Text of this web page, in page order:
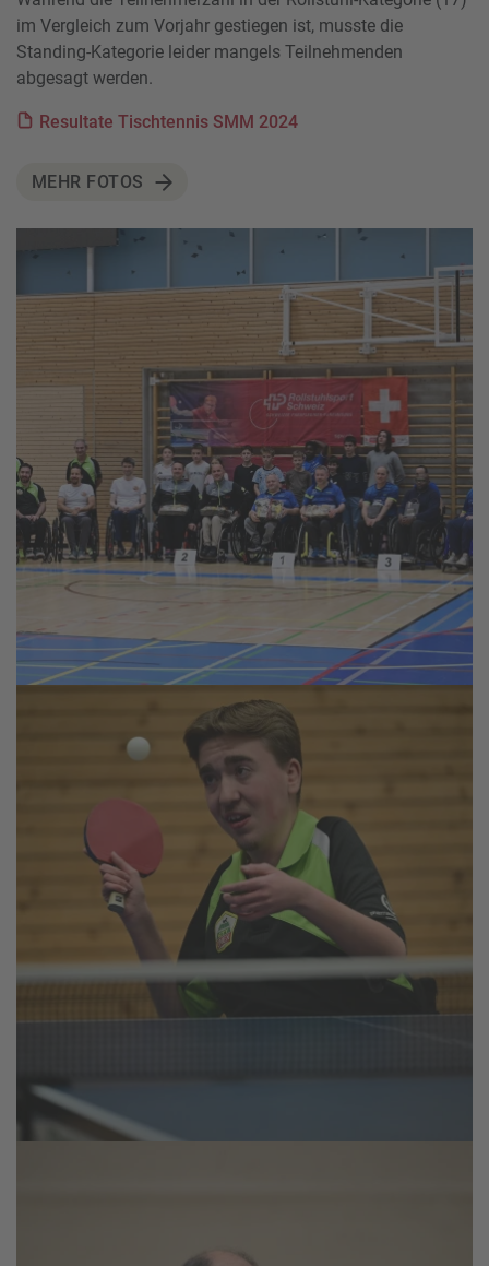
im Vergleich zum Vorjahr gestiegen ist, musste die
Standing-Kategorie leider mangels Teilnehmenden
abgesagt werden.
Resultate Tischtennis SMM 2024
MEHR FOTOS